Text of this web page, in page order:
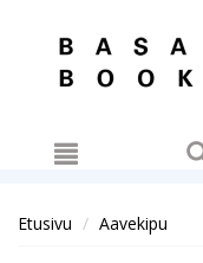
Etusivu Aavekipu